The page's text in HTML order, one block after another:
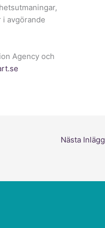
avgörande
Agency och
Nästa Inlägg